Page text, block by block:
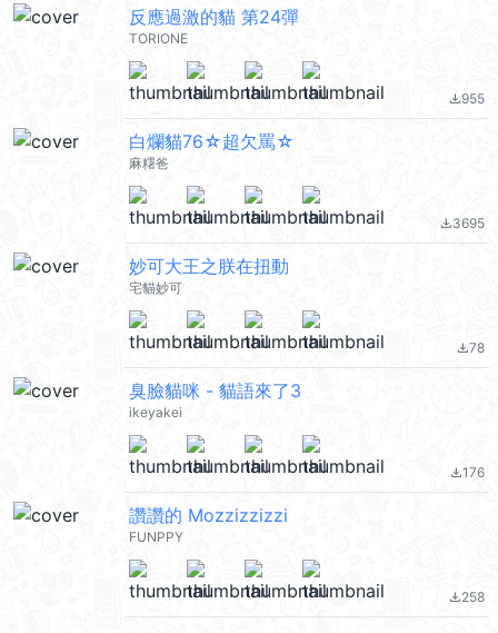
反應過激的貓 第24彈
TORIONE
file_download955
白爛貓76☆超欠罵☆
麻糬爸
file_download3695
妙可大王之朕在扭動
宅貓妙可
file_download78
臭臉貓咪 - 貓語來了3
ikeyakei
file_download176
讚讚的 Mozzizzizzi
FUNPPY
file_download258